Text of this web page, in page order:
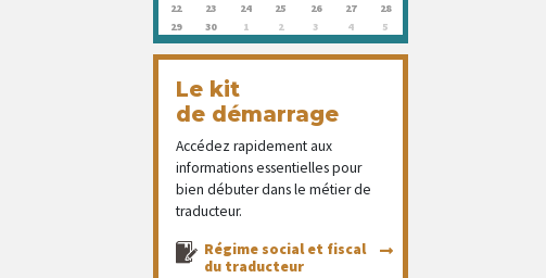
22
23 24 25 26 27
28
29
30 1 2 3 4 5
Le kit
de démarrage
Accédez rapidement aux
informations essentielles pour
bien débuter dans le métier de
traducteur.
Régime social et fiscal
du traducteur